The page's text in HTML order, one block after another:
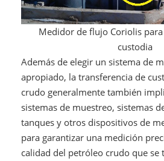
Medidor de flujo Coriolis
custodia
Además de elegir un sistema de
apropiado, la transferencia de
crudo generalmente también
sistemas de muestreo, sistemas
tanques y otros dispositivos de
para garantizar una medición
calidad del petróleo crudo que se